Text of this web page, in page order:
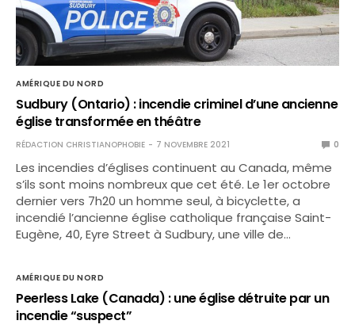
AMÉRIQUE DU NORD
Sudbury (Ontario) : incendie criminel d’une ancienne
église transformée en théâtre
RÉDACTION CHRISTIANOPHOBIE 7 NOVEMBRE 2021 0
Les incendies d’églises continuent au Canada, même
s’ils sont moins nombreux que cet été. Le 1er octobre
dernier vers 7h20 un homme seul, à bicyclette, a
incendié l’ancienne église catholique française Saint-
Eugène, 40, Eyre Street à Sudbury, une ville de…
AMÉRIQUE DU NORD
Peerless Lake (Canada) : une église détruite par un
incendie “suspect”